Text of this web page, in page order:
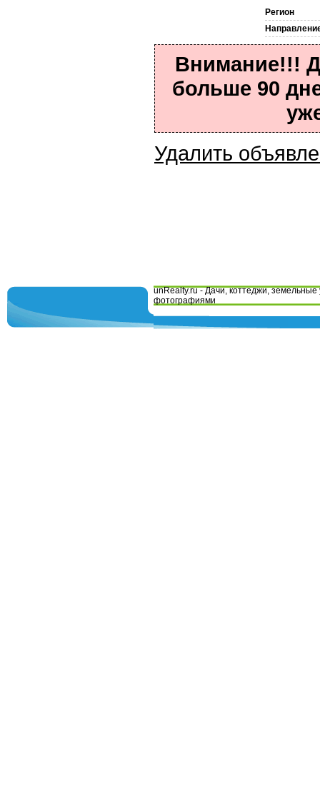
Регион
Внимание!!!
больше 90
Удалить
unRealty.ru - Дачи, коттеджи, земельные
фотографиями